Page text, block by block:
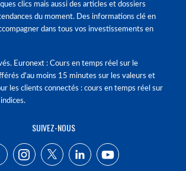
clics mais aussi des articles et dossiers
du moment. Des informations clé en
dans tous vos investissements en
Euronext : Cours en temps réel sur le
d'au moins 15 minutes sur les valeurs et
les clients connectés : cours en temps réel sur
SUIVEZ-NOUS